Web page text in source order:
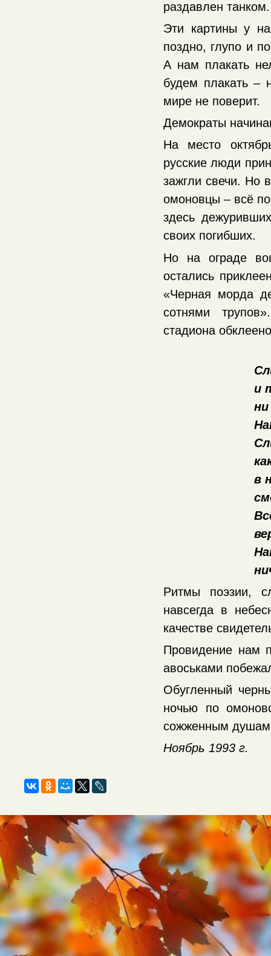
раздавлен танком.
Эти картины у
поздно, глупо и
А нам плакать
будем плакать –
мире не поверит.
Демократы
На место
русские люди
зажгли свечи. Но
омоновцы – всё
здесь
своих погибших.
Но на ограде
остались
«Черная морда
сотнями
стадиона
и
в
Ритмы поэзии,
навсегда в
качестве
Провидение нам
авоськами
Обугленный
ночью по
сожженным
Ноябрь 1993 г.